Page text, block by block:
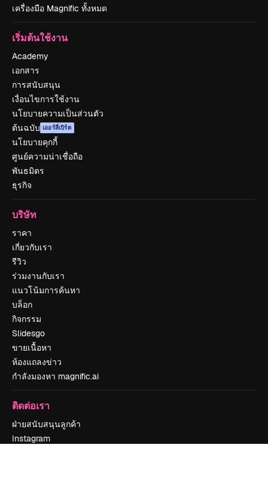
เครื่องมือ Magnific ทั้งหมด
เริ่มต้นใช้งาน
Academy
เอกสาร
การสนับสนุน
เงื่อนไขการใช้งาน
นโยบายความเป็นส่วนตัว
ต้นฉบับ เออร์ลี่เบิร์ด
นโยบายคุกกี้
ศูนย์ความน่าเชื่อถือ
พันธมิตร
ธุรกิจ
บริษัท
ราคา
เกี่ยวกับเรา
รีวิว
ร่วมงานกับเรา
แนวโน้มการค้นหา
บล็อก
กิจกรรม
Slidesgo
ขายเนื้อหา
ห้องแถลงข่าว
กำลังมองหา magnific.ai
ติดต่อเรา
ฝ่ายสนับสนุนลูกค้า
Instagram